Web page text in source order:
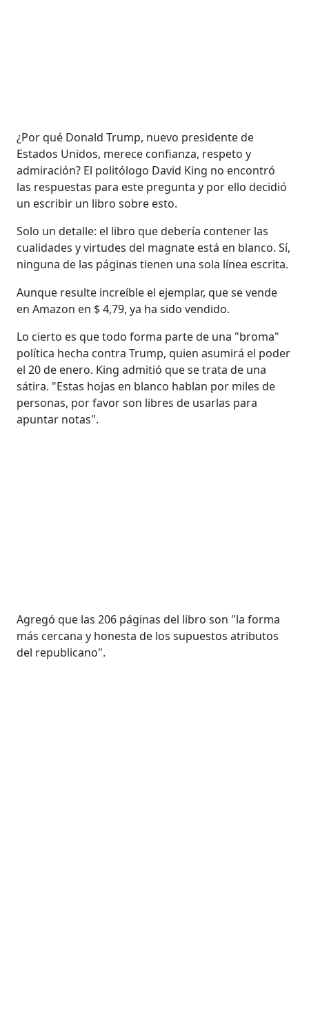
¿Por qué Donald Trump, nuevo presidente de
Estados Unidos, merece confianza, respeto y
admiración? El politólogo David King no encontró
las respuestas para este pregunta y por ello decidió
un escribir un libro sobre esto.
Solo un detalle: el libro que debería contener las
cualidades y virtudes del magnate está en blanco. Sí,
ninguna de las páginas tienen una sola línea escrita.
Aunque resulte increíble el ejemplar, que se vende
en Amazon en $ 4,79, ya ha sido vendido.
Lo cierto es que todo forma parte de una "broma"
política hecha contra Trump, quien asumirá el poder
el 20 de enero. King admitió que se trata de una
sátira. "Estas hojas en blanco hablan por miles de
personas, por favor son libres de usarlas para
apuntar notas".
Agregó que las 206 páginas del libro son "la forma
más cercana y honesta de los supuestos atributos
del republicano".